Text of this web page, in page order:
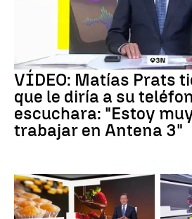
VÍDEO: Matías Prats
que le diría a su
escuchara: "Estoy
trabajar en Antena 3"